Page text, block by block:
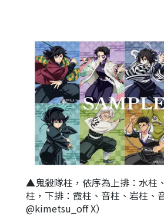
▲鬼殺隊柱，依序為上排：水柱
柱，下排：霞柱、音柱、岩柱、
@kimetsu_off X）